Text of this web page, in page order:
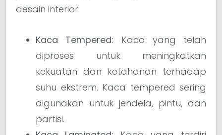
desain interior:
Kaca Tempered: Kaca yang telah
diproses untuk meningkatkan
kekuatan dan ketahanan terhadap
suhu ekstrem. Kaca tempered sering
digunakan untuk jendela, pintu, dan
partisi.